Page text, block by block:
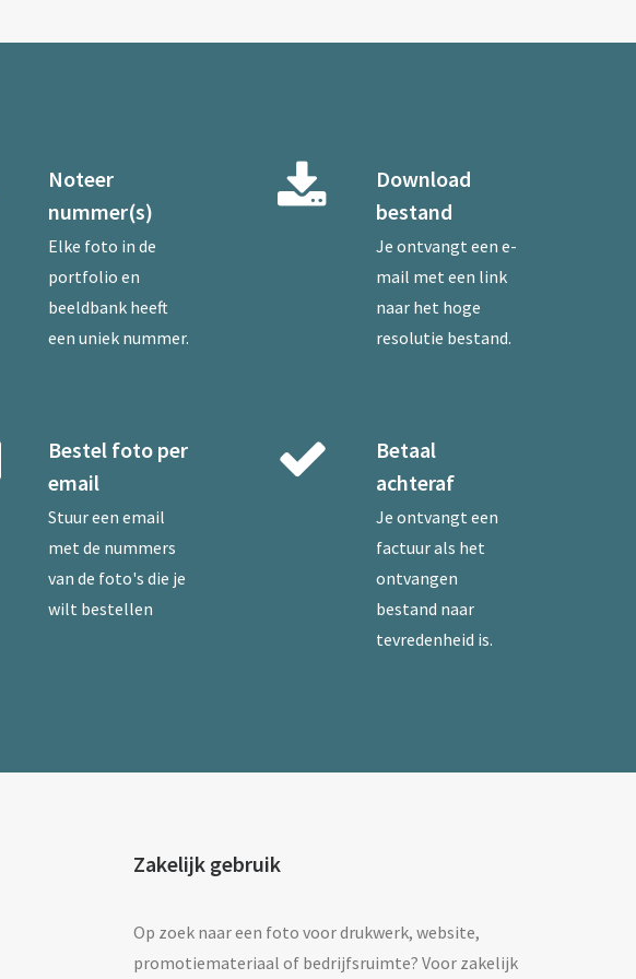
Noteer
nummer(s)
Elke foto in de
portfolio en
beeldbank heeft
een uniek nummer.
Bestel foto per
email
Stuur een email
met de nummers
van de foto's die je
wilt bestellen
Download
bestand
Je ontvangt een e-
mail met een link
naar het hoge
resolutie bestand.
Betaal
achteraf
Je ontvangt een
factuur als het
ontvangen
bestand naar
tevredenheid is.
Zakelijk gebruik
Op zoek naar een foto voor drukwerk, website,
promotiemateriaal of bedrijfsruimte? Voor zakelijk